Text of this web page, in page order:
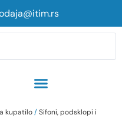
kupatilo/Sifoni, podsklopi i